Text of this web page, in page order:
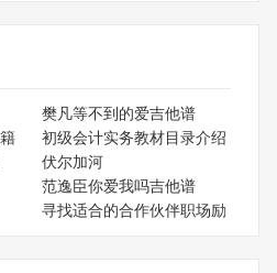
樊凡等不到的爱吉他谱
初级会计实务教材目录介绍
伏尔加河
范逸臣你爱我吗吉他谱
寻找适合的合作伙伴职场励